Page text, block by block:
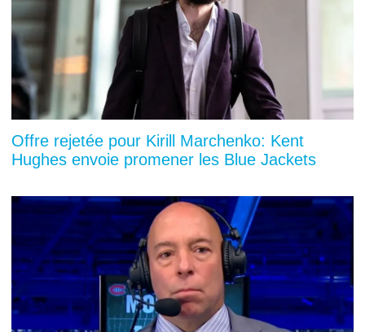
Offre rejetée pour Kirill Marchenko: Kent
Hughes envoie promener les Blue Jackets